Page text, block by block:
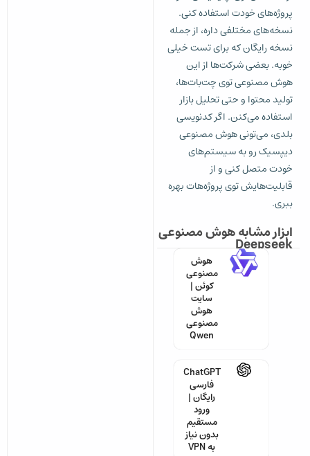
پروژه‌های خودت استفاده کنی.
نسخه‌های مختلفی داره، از جمله
نسخه رایگان که برای تست خیلی
خوبه. بعضی شرکت‌ها از این
هوش مصنوعی توی چت‌بات‌ها،
تولید محتوا و حتی تحلیل بازار
استفاده می‌کنن. اگر کدنویسی
بلدی، می‌تونی هوش مصنوعی
دیپسیک رو به سیستم‌های
خودت متصل کنی و از
قابلیت‌هایش توی پروژه‌هات بهره
ببری.
ابزار مشابه هوش مصنوعی
Deepseek
هوش
مصنوعی
کوئن |
سایت
هوش
مصنوعی
Qwen
ChatGPT
فارسی
رایگان |
ورود
مستقیم
بدون نیاز
به VPN